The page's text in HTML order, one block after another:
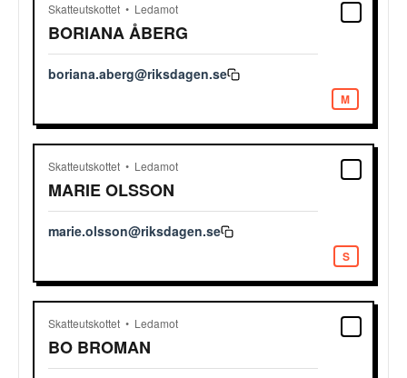
Skatteutskottet Ledamot
BORIANAÅBERG
M
boriana.aberg@riksdagen.se
Skatteutskottet Ledamot
MARIEOLSSON
S
marie.olsson@riksdagen.se
Skatteutskottet Ledamot
BO BROMAN